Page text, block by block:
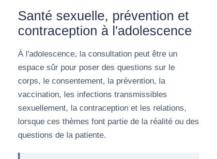
Santé sexuelle, prévention et
contraception à l'adolescence
À l'adolescence, la consultation peut être un
espace sûr pour poser des questions sur le
corps, le consentement, la prévention, la
vaccination, les infections transmissibles
sexuellement, la contraception et les relations,
lorsque ces thèmes font partie de la réalité ou des
questions de la patiente.